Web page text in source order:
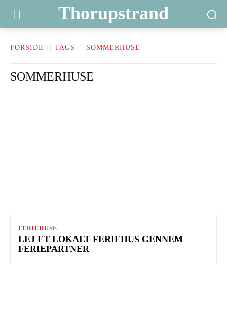
Thorupstrand
FORSIDE TAGS SOMMERHUSE
SOMMERHUSE
FERIEHUSE
LEJ ET LOKALT FERIEHUS GENNEM
FERIEPARTNER